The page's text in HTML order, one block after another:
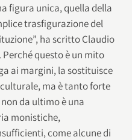
figura unica, quella della
trasfigurazione del
ha scritto Claudio
Perché questo è un mito
ai margini, la sostituisce
ma è tanto forte
da ultimo è una
monistiche,
come alcune di